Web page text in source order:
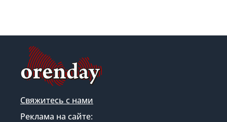
Свяжитесь с нами
Реклама на сайте: